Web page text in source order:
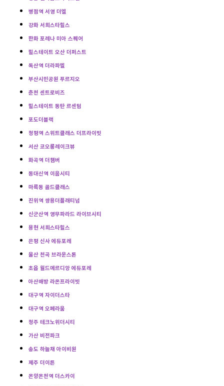
병점역 서영 더엘
강화 서희스타힐스
한화 포레나 미아 스퀘어
힐스테이트 오산 더퍼스트
독산역 더라파엘
부산시민공원 푸르지오
춘천 센트로비즈
힐스테이트 동탄 르센텀
포도더블랙
청평역 스위트클래스 더프라이빗
서산 코오롱레이크뷰
화곡역 더챔버
동대신역 이음시티
마륵동 골드클래스
진위역 쌍용더플래티넘
신군산역 영무파라드 라이브시티
용현 서희스타힐스
은평 신사 에듀포레
울산 천곡 브라운스톤
초읍 월드메르디앙 에듀포레
아산배방 라온프라이빗
대구역 자이더스타
대구역 오페라움
청주 테크노위더시티
가산 비전파크
송도 하늘채 아이비원
제주 더이튼
온양온천역 더스카이